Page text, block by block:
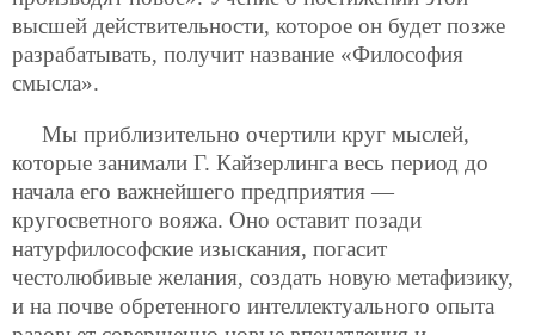
высшей действительности, которое он будет позже
разрабатывать, получит название «Философия
смысла».
Мы приблизительно очертили круг мыслей,
которые занимали Г. Кайзерлинга весь период до
начала его важнейшего предприятия —
кругосветного вояжа. Оно оставит позади
натурфилософские изыскания, погасит
честолюбивые желания, создать новую метафизику,
и на почве обретенного интеллектуального опыта